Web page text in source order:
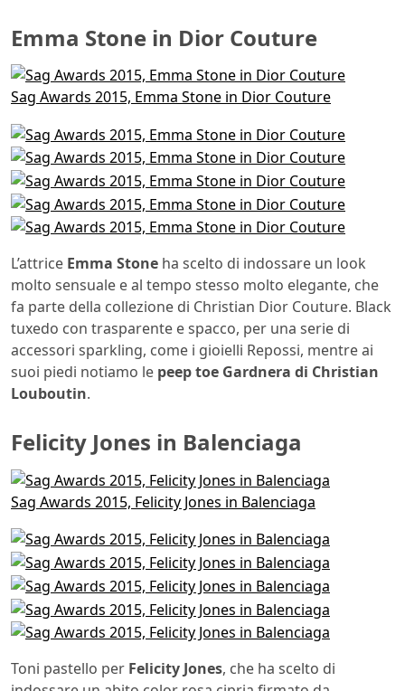
Emma Stone in Dior Couture
Sag Awards 2015, Emma Stone in Dior Couture
L’attrice Emma Stone ha scelto di indossare un look
molto sensuale e al tempo stesso molto elegante, che
fa parte della collezione di Christian Dior Couture. Black
tuxedo con trasparente e spacco, per una serie di
accessori sparkling, come i gioielli Repossi, mentre ai
suoi piedi notiamo le peep toe Gardnera di Christian
Louboutin.
Felicity Jones in Balenciaga
Sag Awards 2015, Felicity Jones in Balenciaga
Toni pastello per Felicity Jones, che ha scelto di